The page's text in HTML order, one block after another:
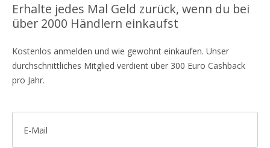
Erhalte jedes Mal Geld zurück, wenn du bei
über 2000 Händlern einkaufst
Kostenlos anmelden und wie gewohnt einkaufen. Unser
durchschnittliches Mitglied verdient über 300 Euro Cashback
pro Jahr.
E-Mail